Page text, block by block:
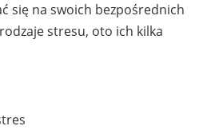
się na swoich bezpośrednich
stresu, oto ich kilka